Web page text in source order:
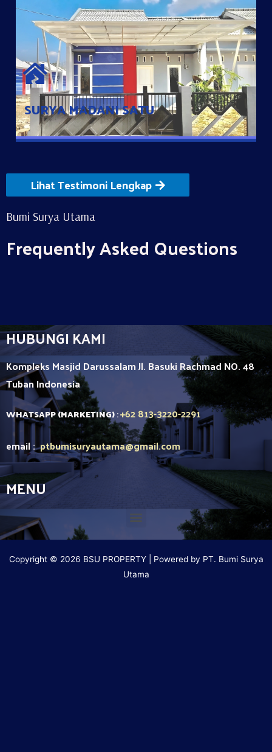
SURYA MADANI SATU
SURYA MADANI SATU
Satu-satunya Hunian nyaman dengan harga subsidi hanya 100
jutaan dengan lokasi strategis di Tuban
Lihat Testimoni Lengkap
Bumi Surya Utama
Frequently Asked Questions
HUBUNGI KAMI
Kompleks Masjid Darussalam Jl. Basuki Rachmad NO. 48
TubanIndonesia
WHATSAPP (MARKETING):+62 813-3220-2291
email :ptbumisuryautama@gmail.com
MENU
Copyright © 2026 BSU PROPERTY | Powered by PT. Bumi Surya
Utama